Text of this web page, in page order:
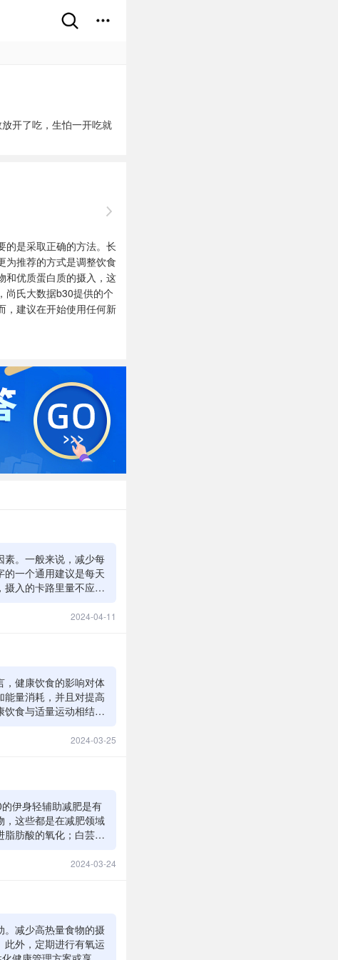
开了吃，生怕一开吃就
的是采取正确的方法。长
为推荐的方式是调整饮食
和优质蛋白质的摄入，这
尚氏大数据b30提供的个
，建议在开始使用任何新
素。一般来说，减少每
的一个通用建议是每天
入的卡路里量不应低
计划。重要的是，减肥
2024-04-11
，健康饮食的影响对体
量消耗，并且对提高
饮食与适量运动相结
，并持之以恒。然而，
2024-03-25
伊身轻辅助减肥是有
，这些都是在减肥领域
肪酸的氧化；白芸豆
到饮食、运动、遗传和
轻的成分对大多数人
过敏，使用前最好咨
2024-03-24
。减少高热量食物的摄
此外，定期进行有氧运